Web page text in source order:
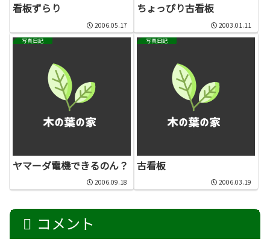
看板ずらり
2006.05.17
ちょっぴり古看板
2003.01.11
写真日記
ヤマーダ電機できるのん？
2006.09.18
写真日記
古看板
2006.03.19
コメント